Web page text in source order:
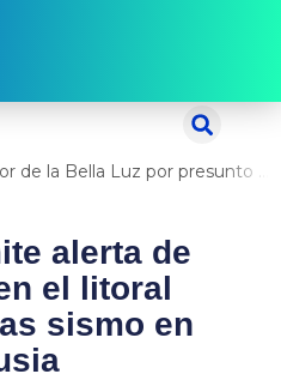
Fiscalía investiga a director de la Bella Luz por presunto abuso contra cantante Naldy Saldaña
alerta de
el litoral
sismo en